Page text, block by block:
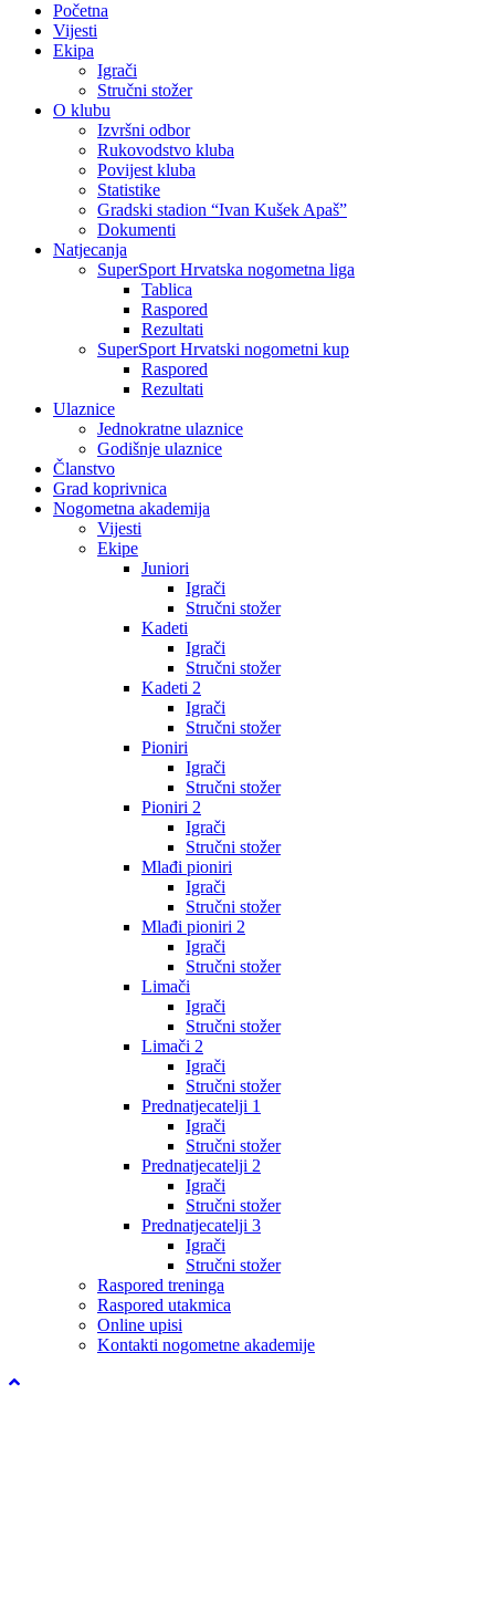
Početna
Vijesti
Ekipa
Igrači
Stručni stožer
O klubu
Izvršni odbor
Rukovodstvo kluba
Povijest kluba
Statistike
Gradski stadion “Ivan Kušek Apaš”
Dokumenti
Natjecanja
SuperSport Hrvatska nogometna liga
Tablica
Raspored
Rezultati
SuperSport Hrvatski nogometni kup
Raspored
Rezultati
Ulaznice
Jednokratne ulaznice
Godišnje ulaznice
Članstvo
Grad koprivnica
Nogometna akademija
Vijesti
Ekipe
Juniori
Igrači
Stručni stožer
Kadeti
Igrači
Stručni stožer
Kadeti 2
Igrači
Stručni stožer
Pioniri
Igrači
Stručni stožer
Pioniri 2
Igrači
Stručni stožer
Mlađi pioniri
Igrači
Stručni stožer
Mlađi pioniri 2
Igrači
Stručni stožer
Limači
Igrači
Stručni stožer
Limači 2
Igrači
Stručni stožer
Prednatjecatelji 1
Igrači
Stručni stožer
Prednatjecatelji 2
Igrači
Stručni stožer
Prednatjecatelji 3
Igrači
Stručni stožer
Raspored treninga
Raspored utakmica
Online upisi
Kontakti nogometne akademije